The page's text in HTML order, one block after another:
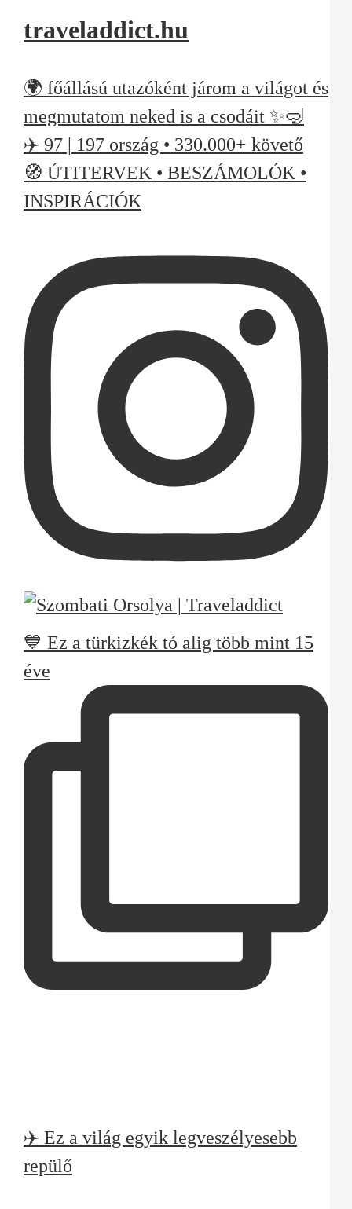
traveladdict.hu
🌍 főállású utazóként járom a világot és
megmutatom neked is a csodáit ✨🤿
✈️ 97 | 197 ország • 330.000+ követő
🧭 ÚTITERVEK • BESZÁMOLÓK •
INSPIRÁCIÓK
💙 Ez a türkizkék tó alig több mint 15
éve
✈️ Ez a világ egyik legveszélyesebb
repülő